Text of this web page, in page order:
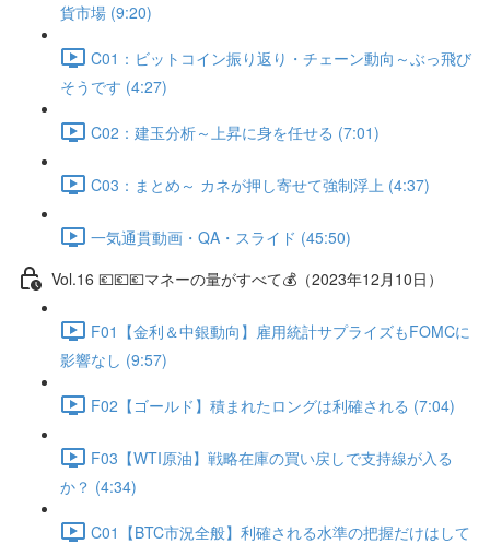
貨市場 (9:20)
C01：ビットコイン振り返り・チェーン動向～ぶっ飛び
そうです (4:27)
C02：建玉分析～上昇に身を任せる (7:01)
C03：まとめ～ カネが押し寄せて強制浮上 (4:37)
一気通貫動画・QA・スライド (45:50)
Vol.16 💶💶💶マネーの量がすべて💰（2023年12月10日）
F01【金利＆中銀動向】雇用統計サプライズもFOMCに
影響なし (9:57)
F02【ゴールド】積まれたロングは利確される (7:04)
F03【WTI原油】戦略在庫の買い戻しで支持線が入る
か？ (4:34)
C01【BTC市況全般】利確される水準の把握だけはして